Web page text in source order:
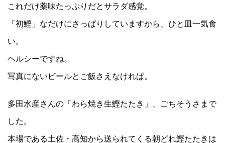
これだけ薬味たっぷりだとサラダ感覚。
「初鰹」なだけにさっぱりしていますから、ひと皿一気食
い。
ヘルシーですね。
写真にないビールとご飯さえなければ。
多田水産さんの「わら焼き生鰹たたき」、ごちそうさまで
した。
本場である土佐・高知から送られてくる朝どれ鰹たたきは